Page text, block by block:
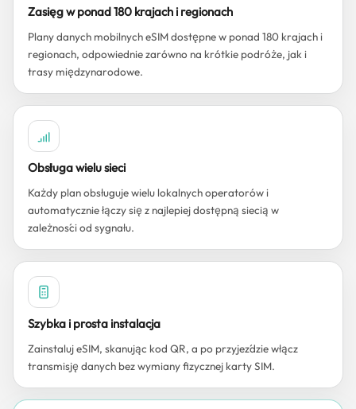
Zasięg w ponad 180 krajach i regionach
Plany danych mobilnych eSIM dostępne w ponad 180 krajach i
regionach, odpowiednie zarówno na krótkie podróże, jak i
trasy międzynarodowe.
Obsługa wielu sieci
Każdy plan obsługuje wielu lokalnych operatorów i
automatycznie łączy się z najlepiej dostępną siecią w
zależności od sygnału.
Szybka i prosta instalacja
Zainstaluj eSIM, skanując kod QR, a po przyjeździe włącz
transmisję danych bez wymiany fizycznej karty SIM.